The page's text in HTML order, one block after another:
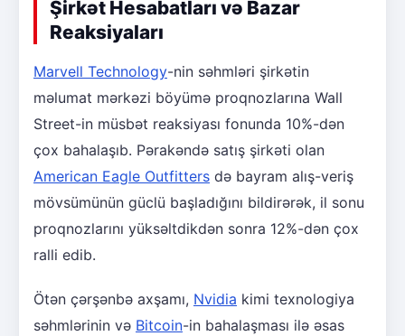
Şirkət Hesabatları və Bazar
Reaksiyaları
Marvell Technology-nin səhmləri şirkətin
məlumat mərkəzi böyümə proqnozlarına Wall
Street-in müsbət reaksiyası fonunda 10%-dən
çox bahalaşıb. Pərakəndə satış şirkəti olan
American Eagle Outfitters də bayram alış-veriş
mövsümünün güclü başladığını bildirərək, il sonu
proqnozlarını yüksəltdikdən sonra 12%-dən çox
ralli edib.
Ötən çərşənbə axşamı, Nvidia kimi texnologiya
səhmlərinin və Bitcoin-in bahalaşması ilə əsas